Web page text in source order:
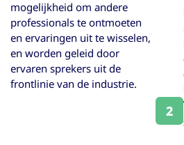
mogelijkheid om andere
professionals te ontmoeten
en ervaringen uit te wisselen,
en worden geleid door
ervaren sprekers uit de
frontlinie van de industrie.
2